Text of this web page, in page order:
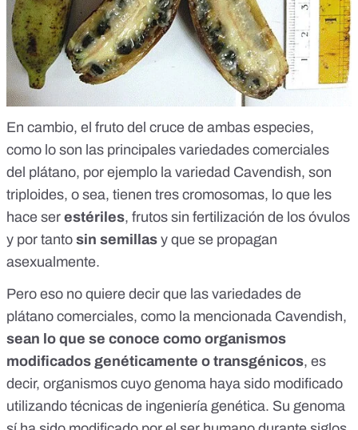
En cambio, el fruto del cruce de ambas especies,
como lo son las principales variedades comerciales
del plátano, por ejemplo la variedad Cavendish, son
triploides, o sea, tienen tres cromosomas, lo que les
hace ser estériles, frutos sin fertilización de los óvulos
y por tanto sin semillas y que se propagan
asexualmente.
Pero eso no quiere decir que las variedades de
plátano comerciales, como la mencionada Cavendish,
sean lo que se conoce como organismos
modificados genéticamente o transgénicos, es
decir, organismos cuyo genoma haya sido modificado
utilizando técnicas de ingeniería genética. Su genoma